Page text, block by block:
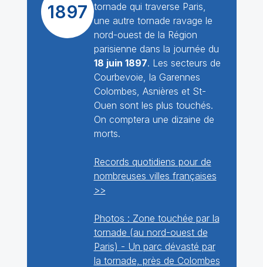
1897 tornade qui traverse Paris,
une autre tornade ravage le
nord-ouest de la Région
parisienne dans la journée du
18 juin 1897. Les secteurs de
Courbevoie, la Garennes
Colombes, Asnières et St-
Ouen sont les plus touchés.
On comptera une dizaine de
morts.
Records quotidiens pour de
nombreuses villes françaises
>>
Photos : Zone touchée par la
tornade (au nord-ouest de
Paris) - Un parc dévasté par
la tornade, près de Colombes